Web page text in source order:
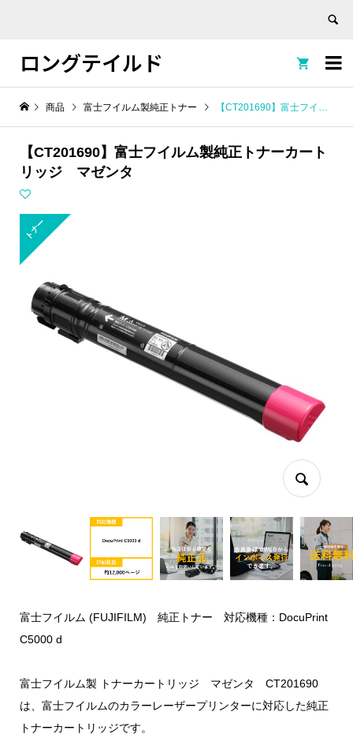

ロングテイルド 
商品 富士フイルム製純正トナー 【CT201690】富士フイルム製純正トナーカートリッジ マゼンタ
【CT201690】富士フイルム製純正トナーカート
リッジ マゼンタ
トナー
富士フイルム (FUJIFILM) 純正トナー 対応機種：DocuPrint
C5000 d
富士フイルム製 トナーカートリッジ マゼンタ CT201690
は、富士フイルムのカラーレーザープリンターに対応した純正
トナーカートリッジです。